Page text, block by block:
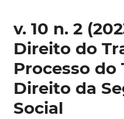
v. 10 n. 2
Direito do
Processo do
Direito da
Social